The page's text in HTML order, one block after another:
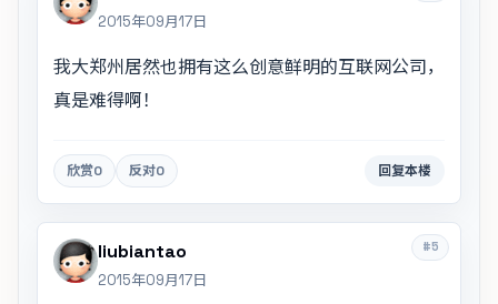
2015年09月17日
我大郑州居然也拥有这么创意鲜明的互联网公司，
真是难得啊！
欣赏0 反对0 回复本楼
#5
liubiantao
2015年09月17日